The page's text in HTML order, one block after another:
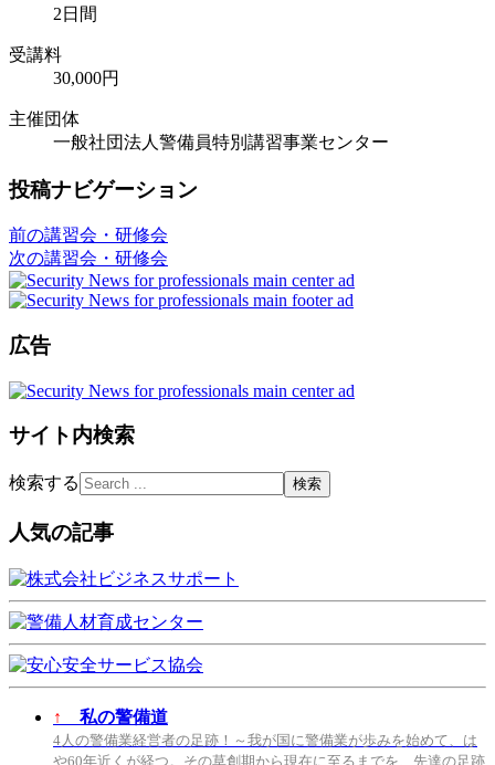
2日間
受講料
30,000円
主催団体
一般社団法人警備員特別講習事業センター
投稿ナビゲーション
前の講習会・研修会
次の講習会・研修会
広告
サイト内検索
検索する
人気の記事
↑ 私の警備道
4人の警備業経営者の足跡！～我が国に警備業が歩みを始めて、は
や60年近くが経つ。その草創期から現在に至るまでを、先達の足跡